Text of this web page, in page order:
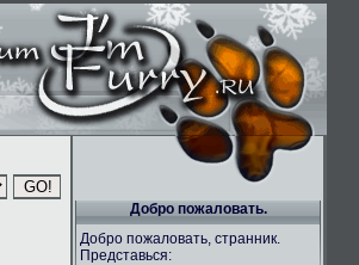
Добро пожаловать.
Добро пожаловать, странник.
Представься: